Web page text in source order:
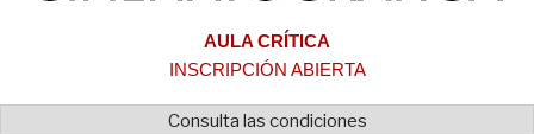
AULA CRÍTICA
INSCRIPCIÓN ABIERTA
Consulta las condiciones